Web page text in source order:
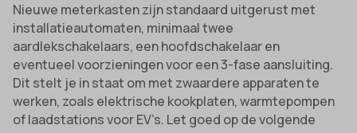
Nieuwe meterkasten zijn standaard uitgerust met
installatieautomaten, minimaal twee
aardlekschakelaars, een hoofdschakelaar en
eventueel voorzieningen voor een 3-fase aansluiting.
Dit stelt je in staat om met zwaardere apparaten te
werken, zoals elektrische kookplaten, warmtepompen
of laadstations voor EV’s. Let goed op de volgende